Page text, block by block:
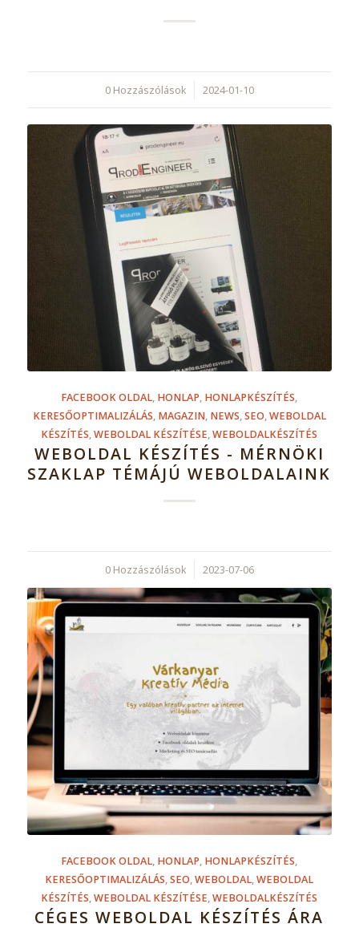
0 Hozzászólások
/ 2024-01-10
FACEBOOK OLDAL, HONLAP, HONLAPKÉSZÍTÉS,
KERESŐOPTIMALIZÁLÁS, MAGAZIN, NEWS,SEO,WEBOLDAL
KÉSZÍTÉS,WEBOLDAL KÉSZÍTÉSE,WEBOLDALKÉSZÍTÉS
WEBOLDAL KÉSZÍTÉS - MÉRNÖKI
SZAKLAP TÉMÁJÚ WEBOLDALAINK
0 Hozzászólások
/ 2023-07-06
FACEBOOK OLDAL, HONLAP, HONLAPKÉSZÍTÉS,
KERESŐOPTIMALIZÁLÁS,SEO,WEBOLDAL,WEBOLDAL
KÉSZÍTÉS,WEBOLDAL KÉSZÍTÉSE,WEBOLDALKÉSZÍTÉS
CÉGES WEBOLDAL KÉSZÍTÉS ÁRA